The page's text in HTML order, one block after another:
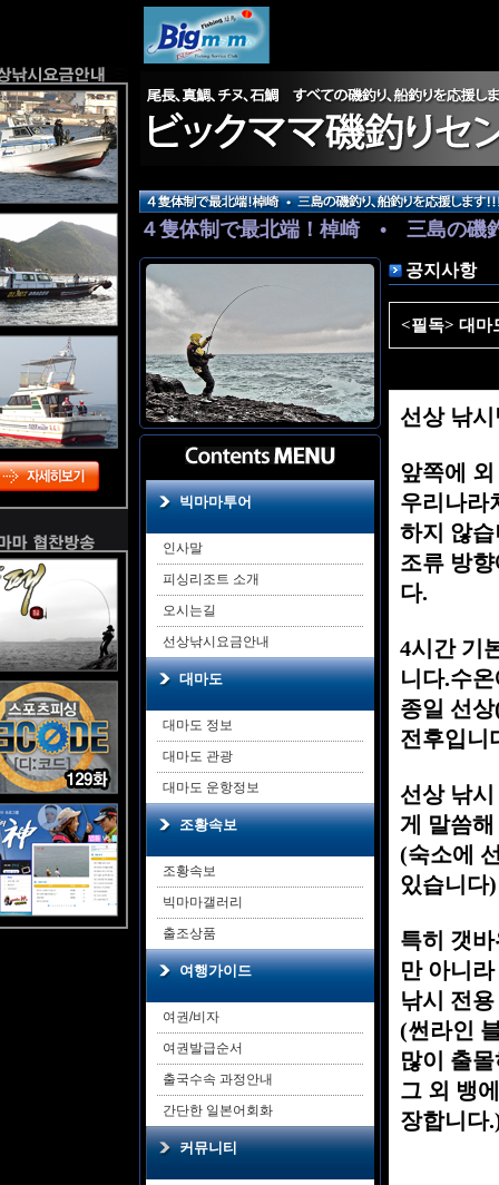
４隻体制で最北端！棹崎 • 三島の磯
随時出航しておりますので詳しくはお
을 환영합니다.
빅마마투어
인사말
피싱리조트 소개
오시는길
선상낚시요금안내
대마도
대마도 정보
대마도 관광
대마도 운항정보
조황속보
조황속보
빅마마갤러리
출조상품
여행가이드
여권/비자
여권발급순서
출국수속 과정안내
간단한 일본어회화
커뮤니티
공지사항
<필독> 대마
선상 낚
앞쪽에
우리나라
하지 않
조류 방
다.
4시간 기
니다.수
종일 선
전후입니
선상 낚
게 말씀
(숙소에
있습니다)
특히 갯
만 아니
낚시 전
(썬라인
많이 출
그 외 뱅
장합니다